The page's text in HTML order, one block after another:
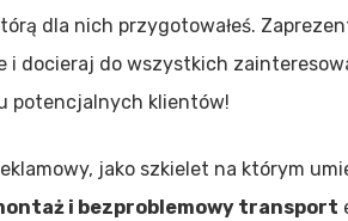
to search or ESC to close
dla nich przygotowałeś.
i docieraj do wszystkich
potencjalnych klientów!
jako szkielet na którym
i bezproblemowy transport